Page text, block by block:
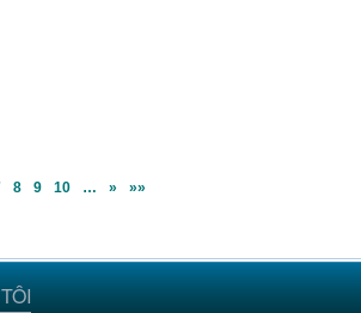
8 9 10 … » »»